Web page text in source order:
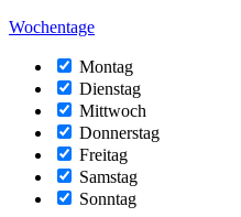
Wochentage
Montag
Dienstag
Mittwoch
Donnerstag
Freitag
Samstag
Sonntag